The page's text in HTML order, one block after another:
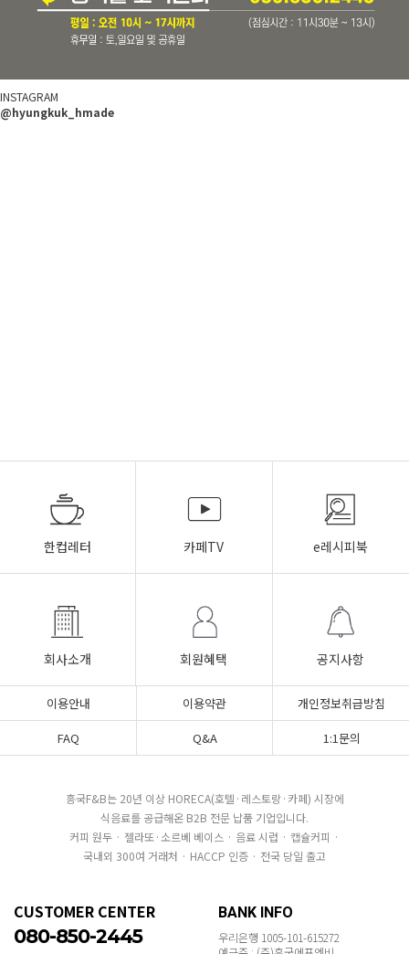
INSTAGRAM
@hyungkuk_hmade
한컵레터 카페TV e레시피북
회사소개 회원혜택 공지사항
이용안내 이용약관
개인정보취급방침
FAQ
Q&A 1:1문의
흥국F&B는 20년 이상 HORECA(호텔·레스토랑·카페) 시장에
식음료를 공급해온 B2B 전문 납품 기업입니다.
커피 원두 · 젤라또·소르베 베이스 · 음료 시럽 · 캡슐커피 ·
국내외 300여 거래처 · HACCP 인증 · 전국 당일 출고
CUSTOMER CENTER
080-850-2445
BANK INFO
우리은행 1005-101-615272